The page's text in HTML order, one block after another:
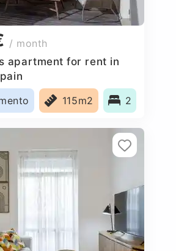
/ month
apartment for rent in
115m2 2